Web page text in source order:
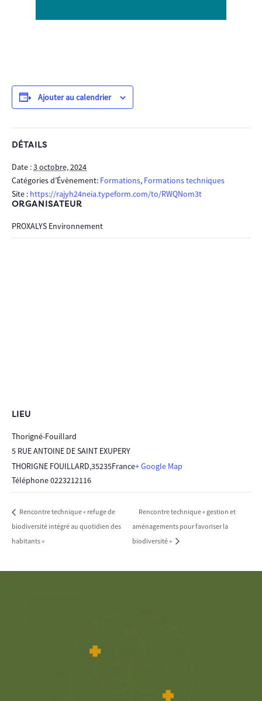
Ajouter au calendrier
DÉTAILS
Date :3 octobre, 2024
Catégories d’Évènement: Formations, Formations techniques
Site : https://rajyh24neia.typeform.com/to/RWQNom3t
ORGANISATEUR
PROXALYS Environnement
LIEU
Thorigné-Fouillard
5 RUE ANTOINE DE SAINT EXUPERY
THORIGNE FOUILLARD,35235France+ Google Map
Téléphone0223212116
Rencontre technique « refuge de
biodiversité intégré au quotidien des
habitants »
Rencontre technique « gestion et
aménagements pour favoriser la
biodiversité »